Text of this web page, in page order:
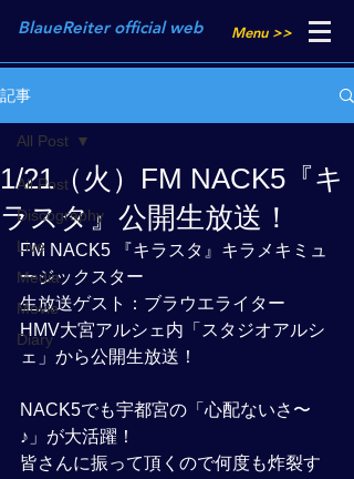
BlaueReiter official web Menu >>
記事
All Post
Discography
Live
Media
Movie
Diary
All Post
1/21（火）FM NACK5『キ
ラスタ』公開生放送！
FM NACK5 『キラスタ』キラメキミュ
ージックスター
生放送ゲスト：ブラウエライター
HMV大宮アルシェ内「スタジオアルシ
ェ」から公開生放送！
NACK5でも宇都宮の「心配ないさ〜
♪」が大活躍！
皆さんに振って頂くので何度も炸裂す